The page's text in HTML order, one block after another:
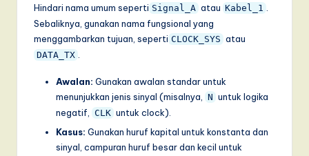
Hindari nama umum seperti Signal_A atau Kabel_1 .
Sebaliknya, gunakan nama fungsional yang
menggambarkan tujuan, seperti CLOCK_SYS atau
DATA_TX .
Awalan: Gunakan awalan standar untuk
menunjukkan jenis sinyal (misalnya, N untuk logika
negatif, CLK untuk clock).
Kasus: Gunakan huruf kapital untuk konstanta dan
sinyal, campuran huruf besar dan kecil untuk